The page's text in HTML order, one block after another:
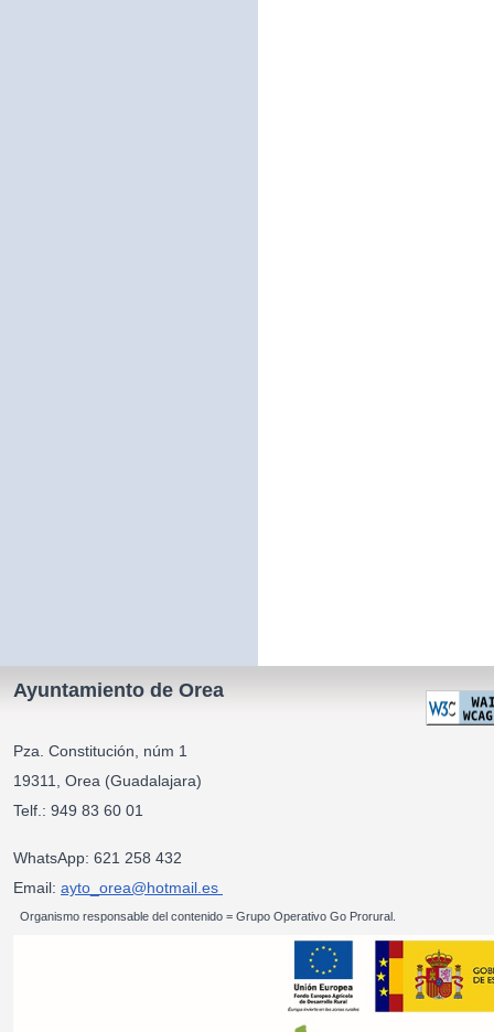
Ayuntamiento de Orea
Pza. Constitución, núm 1
19311, Orea (Guadalajara)
Telf.: 949 83 60 01
WhatsApp: 621 258 432
Email: ayto_orea@hotmail.es
Organismo responsable del contenido = Grupo Operativo Go Prorural.